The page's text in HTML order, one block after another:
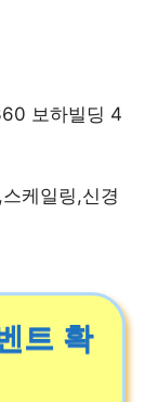
보하빌딩 4
케일링,신경
트 확